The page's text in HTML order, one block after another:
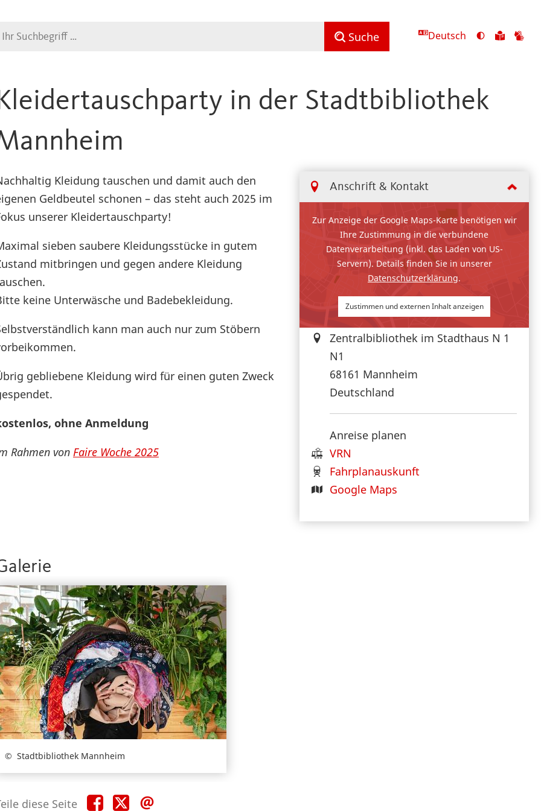
Suche Deutsch
Ansicht
umschalten
Zu
in der Stadtbibliothek
Anschrift & Kontakt
Zur Anzeige der Google Maps-Karte benötigen wir
Ihre Zustimmung in die verbundene
Datenverarbeitung (inkl. das Laden von US-
Servern). Details finden Sie in unserer
Datenschutzerklärung.
Zustimmen und externen Inhalt anzeigen
Zentralbibliothek im Stadthaus N 1
N1
68161 Mannheim
Deutschland
Anreise planen
VRN
Fahrplanauskunft
Google Maps
Kleidung tauschen und damit auch den
Geldbeutel schonen – das steht auch 2025 im
unserer Kleidertauschparty!
sieben saubere Kleidungsstücke in gutem
mitbringen und gegen andere Kleidung
keine Unterwäsche und Badebekleidung.
kann man auch nur zum Stöbern
gebliebene Kleidung wird für einen guten Zweck
ohne Anmeldung
Rahmen von Faire Woche 2025
Stadtbibliothek Mannheim
diese Seite Teile Teile